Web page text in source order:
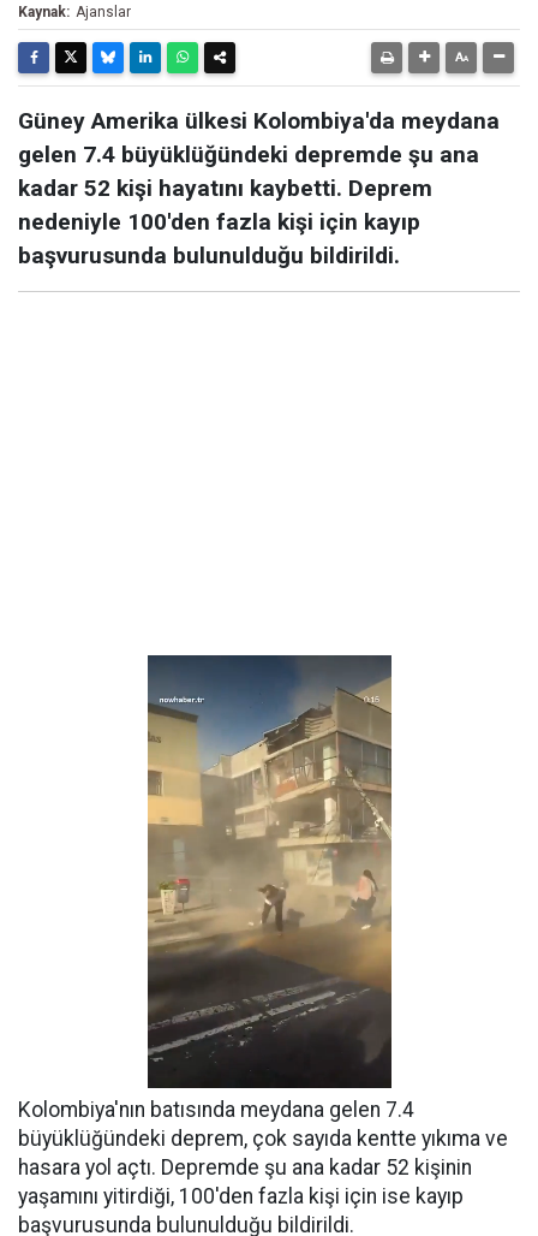
Kaynak: Ajanslar
Güney Amerika ülkesi Kolombiya'da meydana
gelen 7.4 büyüklüğündeki depremde şu ana
kadar 52 kişi hayatını kaybetti. Deprem
nedeniyle 100'den fazla kişi için kayıp
başvurusunda bulunulduğu bildirildi.
Kolombiya'nın batısında meydana gelen 7.4
büyüklüğündeki deprem, çok sayıda kentte yıkıma ve
hasara yol açtı. Depremde şu ana kadar 52 kişinin
yaşamını yitirdiği, 100'den fazla kişi için ise kayıp
başvurusunda bulunulduğu bildirildi.